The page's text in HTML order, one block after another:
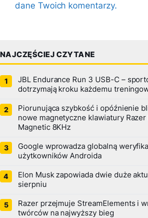
dane Twoich komentarzy.
NAJCZĘŚCIEJ CZYTANE
JBL Endurance Run 3 USB-C –
dotrzymają kroku każdemu
Piorunująca szybkość i opóźnienie
nowe magnetyczne klawiatury Razer
Magnetic 8KHz
Google wprowadza globalną
użytkowników Androida
Elon Musk zapowiada dwie duże
sierpniu
Razer przejmuje StreamElements i
twórców na najwyższy bieg